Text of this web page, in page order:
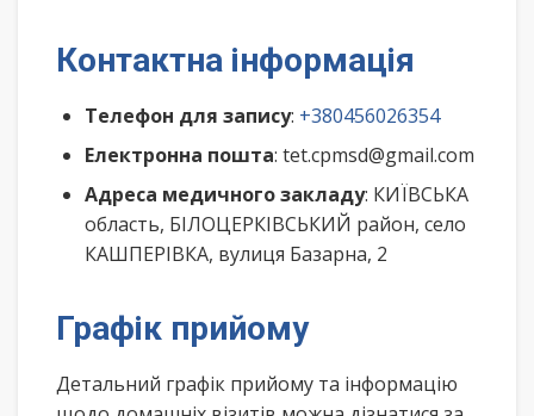
Контактна інформація
Телефон для запису: +380456026354
Електронна пошта: tet.cpmsd@gmail.com
Адреса медичного закладу: КИЇВСЬКА
область, БІЛОЦЕРКІВСЬКИЙ район, село
КАШПЕРІВКА, вулиця Базарна, 2
Графік прийому
Детальний графік прийому та інформацію